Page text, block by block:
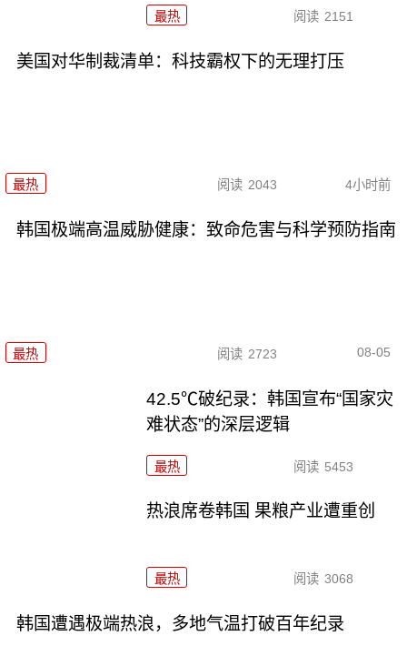
最热 阅读 2151
美国对华制裁清单：科技霸权下的无理打压
最热 阅读 2043 4小时前
韩国极端高温威胁健康：致命危害与科学预防指南
最热 阅读 2723 08-05
42.5℃破纪录：韩国宣布“国家灾
难状态”的深层逻辑
最热 阅读 5453
热浪席卷韩国 果粮产业遭重创
最热 阅读 3068
韩国遭遇极端热浪，多地气温打破百年纪录